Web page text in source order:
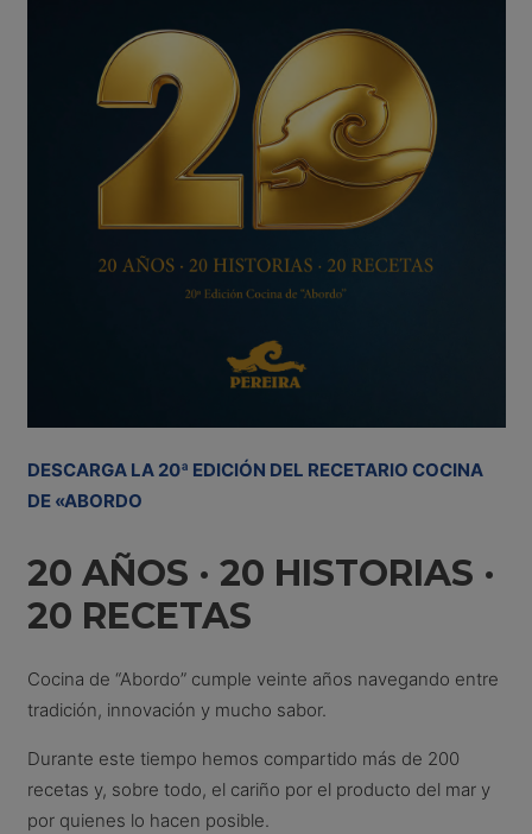
DESCARGA LA 20ª EDICIÓN DEL RECETARIO COCINA
DE «ABORDO
20 AÑOS · 20 HISTORIAS ·
20 RECETAS
Cocina de “Abordo” cumple veinte años navegando entre
tradición, innovación y mucho sabor.
Durante este tiempo hemos compartido más de 200
recetas y, sobre todo, el cariño por el producto del mar y
por quienes lo hacen posible.